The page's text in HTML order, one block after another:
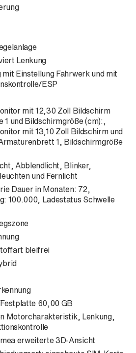
Lenkung
Einstellung Fahrwerk und mit
ESP
mit 12,30 Zoll Bildschirm
1 und Bildschirmgröße (cm):,
mit 13,10 Zoll Bildschirm und
1, Bildschirmgröße
Abblendlicht, Blinker,
und Fernlicht
Dauer in Monaten: 72,
100.000, Ladestatus Schwelle
bleifrei
60,00 GB
Motorcharakteristik, Lenkung,
erweiterte 3D-Ansicht